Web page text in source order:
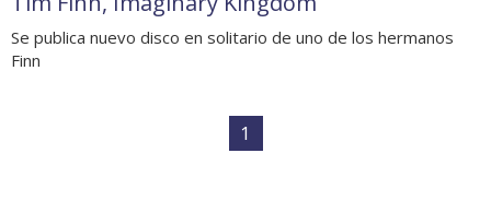
Se publica nuevo disco en solitario de uno de los hermanos
Finn
1